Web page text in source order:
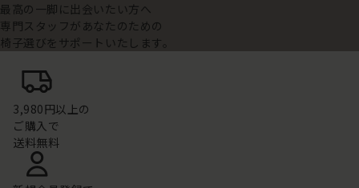
最高の一脚に出会いたい方へ
専門スタッフがあなたのための
椅子選びをサポートいたします。
3,980円以上の
ご購入で
送料無料